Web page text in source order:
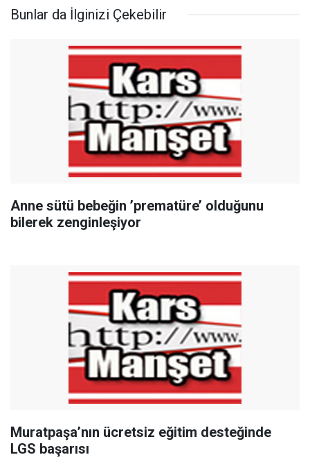
Bunlar da İlginizi Çekebilir
Anne sütü bebeğin ’prematüre’ olduğunu
bilerek zenginleşiyor
Muratpaşa’nın ücretsiz eğitim desteğinde
LGS başarısı